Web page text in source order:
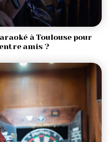
à Toulouse pour
amis ?